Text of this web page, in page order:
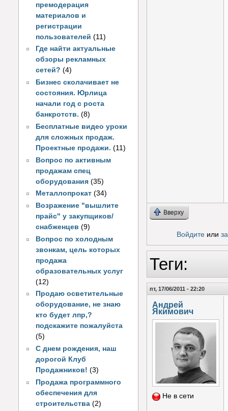
премодерация
материалов и
регистрации
пользователей(11)
Где найти актуальные
обзоры рекламных
сетей? (4)
Бизнес сколачивает не
состояния. Юрлица
начали год с роста
банкротств. (8)
Бесплатные видео уроки
для сложных продаж.
Проектные продажи. (11)
Вопрос по активным
продажам спец
оборудования (35)
Металлопрокат (34)
Возражение "вышлите
прайс" у закупщиков/
снабженцев (9)
Вопрос по холодным
звонкам, цель которых
продажа
образовательных услуг
(12)
Продаю осветительные
оборудование, не знаю
кто будет лпр,?
подскажите пожалуйста
(5)
С днем рождения, наш
дорогой Клуб
Продажников! (3)
Продажа программного
обеспечения для
строительства (2)
Вверху
Войдитеили
Теги:
пт, 17/06/2011 - 22:20
Андрей
Якимович
Не в сети